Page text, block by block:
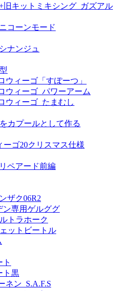
旧キットミキシング_ガズアル
コーンモード
ナンジュ
ウィーゴ「すぽーつ」
ウィーゴ_パワーアーム
ウィーゴ_たまむし
カプールとして作る
ゴ20クリスマス仕様
ペアード前編
ザク06R2
ン専用ゲルググ
トラホーク
ットビートル
ト黒
ネン_S.A.F.S